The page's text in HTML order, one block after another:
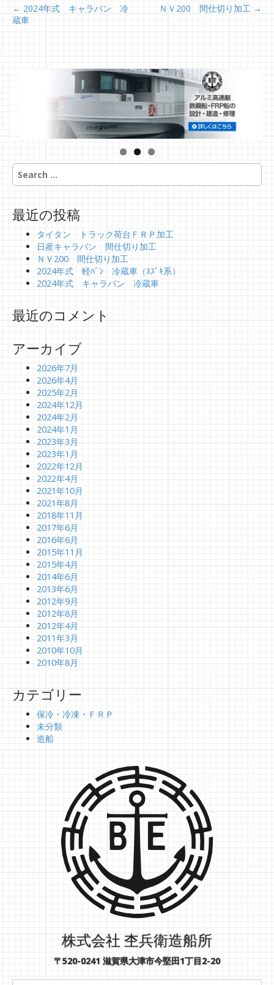
P
o
t
i
n
← 2024年式 キャラバン 冷
蔵車
ＮＶ200 間仕切り加工 →
S
c
最近の投稿
タイタン トラック荷台ＦＲＰ加工
日産キャラバン 間仕切り加工
ＮＶ200 間仕切り加工
2024年式 軽ﾊﾞﾝ 冷蔵車（ｽｽﾞｷ系）
2024年式 キャラバン 冷蔵車
最近のコメント
アーカイブ
2026年7月
2026年4月
2025年2月
2024年12月
2024年2月
2024年1月
2023年3月
2023年1月
2022年12月
2022年4月
2021年10月
2021年8月
2018年11月
2017年6月
2016年6月
2015年11月
2015年4月
2014年6月
2013年6月
2012年9月
2012年8月
2012年4月
2011年3月
2010年10月
2010年8月
カテゴリー
保冷・冷凍・ＦＲＰ
未分類
造船
株式会社 杢兵衛造船所
〒520-0241 滋賀県大津市今堅田1丁目2-20